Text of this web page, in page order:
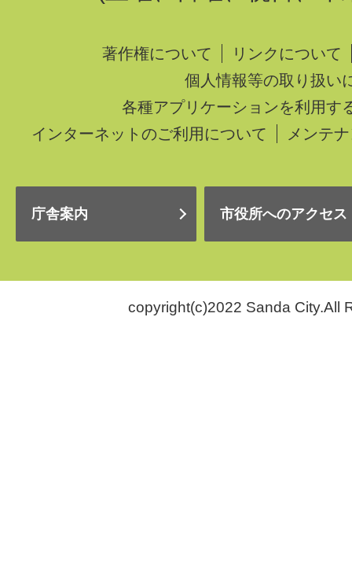
著作権について
リンクについて
個人情報等の取り扱い
各種アプリケーションを利用す
インターネットのご利用について
メンテ
庁舎案内 市役所へのアクセス
copyright(c)2022 Sanda City.All